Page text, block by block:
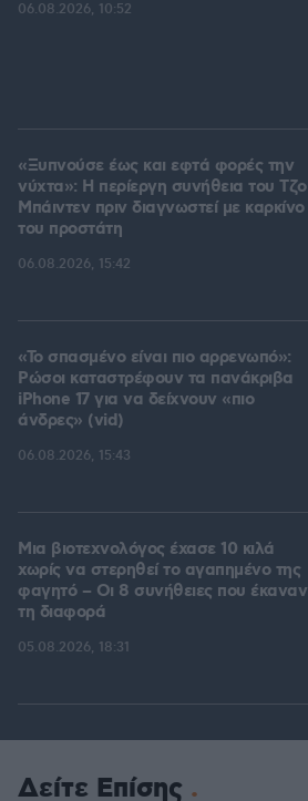
06.08.2026, 10:52
«Ξυπνούσε έως και εφτά φορές την
νύχτα»: Η περίεργη συνήθεια του Τζο
Μπάιντεν πριν διαγνωστεί με καρκίνο
του προστάτη
06.08.2026, 15:42
«Το σπασμένο είναι πιο αρρενωπό»:
Ρώσοι καταστρέφουν τα πανάκριβα
iPhone 17 για να δείχνουν «πιο
άνδρες» (vid)
06.08.2026, 15:43
Μια βιοτεχνολόγος έχασε 10 κιλά
χωρίς να στερηθεί το αγαπημένο της
φαγητό – Οι 8 συνήθειες που έκαναν
τη διαφορά
05.08.2026, 18:31
Δείτε Επίσης